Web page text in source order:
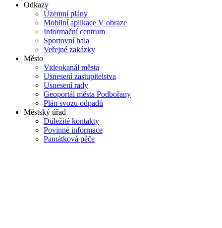
Odkazy
Územní plány
Mobilní aplikace V obraze
Informační centrum
Sportovní hala
Veřejné zakázky
Město
Videokanál města
Usnesení zastupitelstva
Usnesení rady
Geoportál města Podbořany
Plán svozu odpadů
Městský úřad
Důležité kontakty
Povinné informace
Památková péče